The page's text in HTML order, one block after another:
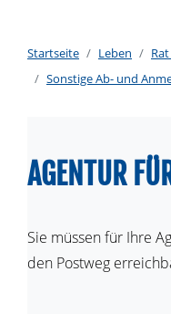
Startseite Leben
Sonstige Ab- und
AGENTUR
Sie müssen für Ihre
den Postweg